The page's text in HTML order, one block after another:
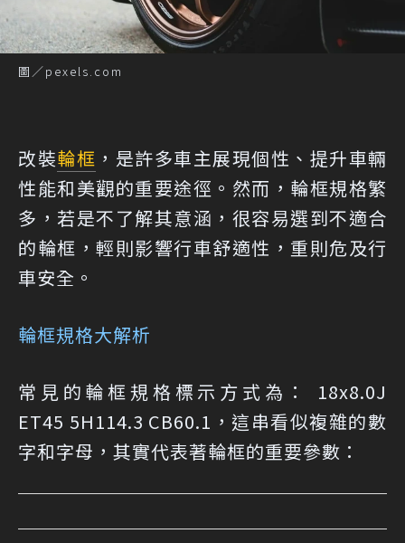
圖／pexels.com
改裝輪框 ，是許多車主展現個性、提升車輛
性能和美觀的重要途徑。然而，輪框規格繁
多，若是不了解其意涵，很容易選到不適合
的輪框，輕則影響行車舒適性，重則危及行
車安全。
輪框規格大解析
常見的輪框規格標示方式為： 18x8.0J
ET45 5H114.3 CB60.1，這串看似複雜的數
字和字母，其實代表著輪框的重要參數：